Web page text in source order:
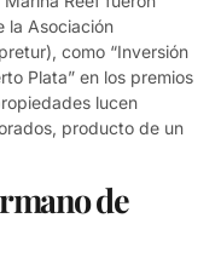
la Asociación
como “Inversión
Plata” en los premios
lucen
producto de un
de